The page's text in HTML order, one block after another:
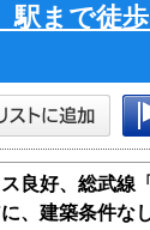
まで徒歩
良好、総武線
、建築条件な